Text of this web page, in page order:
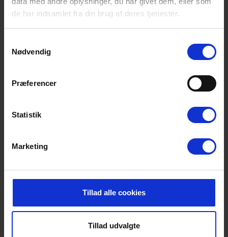
de har indsamlet fra din brug af deres tjenester.
Nødvendig
Præferencer
Statistik
Marketing
Tillad alle cookies
Tillad udvalgte
sommerhus og samtidig gerne vil bo i en absolut
drømmebeliggenhed, er disse sommerhuse det ideelle
valg for dig. Du kan også glæde dig til nærheden til Henne
ude.
sommerhus i naturparadiset
eventyrskov. På den sandbløde klitbund og mellem høje
træer ligger en række hyggelige sommerhuse, som du
rustik, uberørt underskov: Du kan også få fat i det ene
eller det andet Danmarks sommerhus i moderne design
naturparadis - hvad mere kan man forlange?